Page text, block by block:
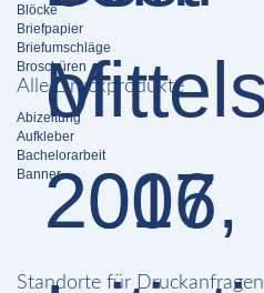
Blöcke
Briefpapier
Briefumschläge
Broschüren
Alle Druckprodukte
Abizeitung
Aufkleber
Bachelorarbeit
Banner
Standorte für Druckanfragen